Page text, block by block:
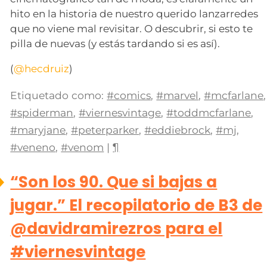
hito en la historia de nuestro querido lanzarredes
que no viene mal revisitar. O descubrir, si esto te
pilla de nuevas (y estás tardando si es así).
(@hecdruiz)
Etiquetado como: #comics,#marvel,#mcfarlane,
#spiderman,#viernesvintage,#toddmcfarlane,
#maryjane,#peterparker,#eddiebrock,#mj,
#veneno,#venom |¶
“Son los 90. Que si bajas a
jugar.” El recopilatorio de B3 de
@davidramirezros para el
#viernesvintage